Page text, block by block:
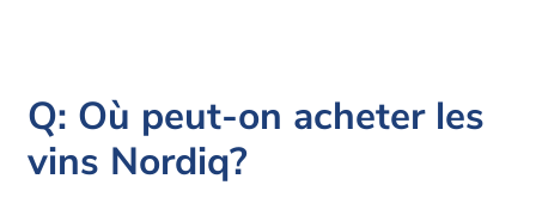
Q: Où peut-on acheter les
vins Nordiq?